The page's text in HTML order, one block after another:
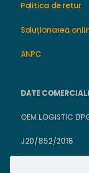
Politica de retur
Soluționarea
ANPC
DATE
OEM LOGISTIC
J20/852/2016